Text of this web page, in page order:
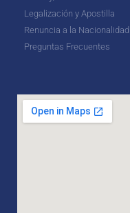
Legalización y Apostilla
Renuncia a la Nacionalidad
Preguntas Frecuentes